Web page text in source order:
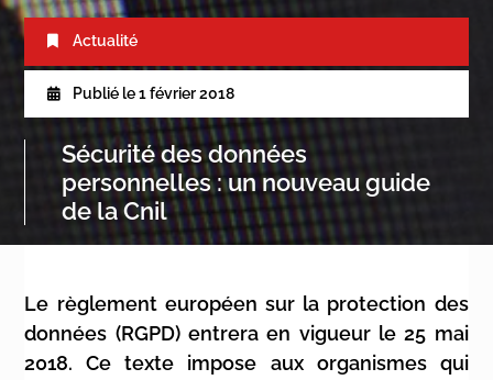
Actualité
Publié le 1 février 2018
Sécurité des données
personnelles : un nouveau guide
de la Cnil
Le règlement européen sur la protection des
données (RGPD) entrera en vigueur le 25 mai
2018. Ce texte impose aux organismes qui